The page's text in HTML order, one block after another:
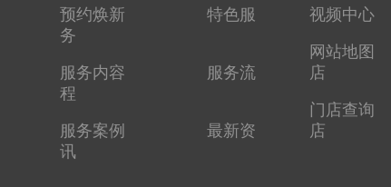
预约焕新
特色服
务
服务内容
服务流
程
服务案例
最新资
讯
视频中心
网站地图
店
门店查询
店